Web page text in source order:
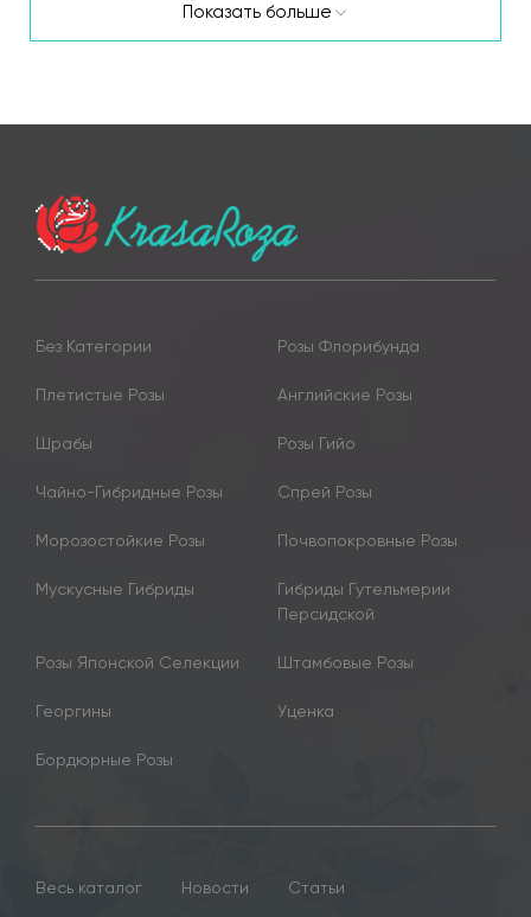
Показать больше
Без Категории Розы Флорибунда
Плетистые Розы Английские Розы
Шрабы Розы Гийо
Чайно-Гибридные Розы Спрей Розы
Морозостойкие Розы Почвопокровные Розы
Мускусные Гибриды
Гибриды Гутельмерии
Персидской
Розы Японской Селекции Штамбовые Розы
Георгины Уценка
Бордюрные Розы
Весь каталог Новости
Статьи